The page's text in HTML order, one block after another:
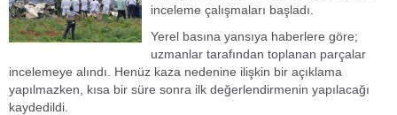
inceleme çalışmaları başladı.
Yerel basına yansıya haberlere göre;
uzmanlar tarafından toplanan parçalar
incelemeye alındı. Henüz kaza nedenine ilişkin bir açıklama
yapılmazken, kısa bir süre sonra ilk değerlendirmenin yapılacağı
kaydedildi.